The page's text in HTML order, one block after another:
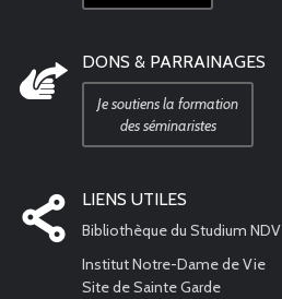
DONS & PARRAINAGES
Je soutiens la formation
des séminaristes
LIENS UTILES
Bibliothèque du Studium NDV
Institut Notre-Dame de Vie
Site de Sainte Garde